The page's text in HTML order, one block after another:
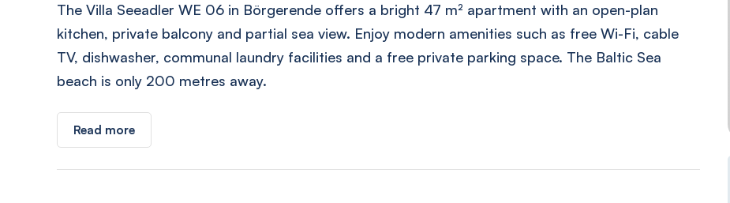
The Villa Seeadler WE 06 in Börgerende offers a bright 47 m² apartment with an open-plan
kitchen, private balcony and partial sea view. Enjoy modern amenities such as free Wi-Fi, cable
TV, dishwasher, communal laundry facilities and a free private parking space. The Baltic Sea
beach is only 200 metres away.
Read more